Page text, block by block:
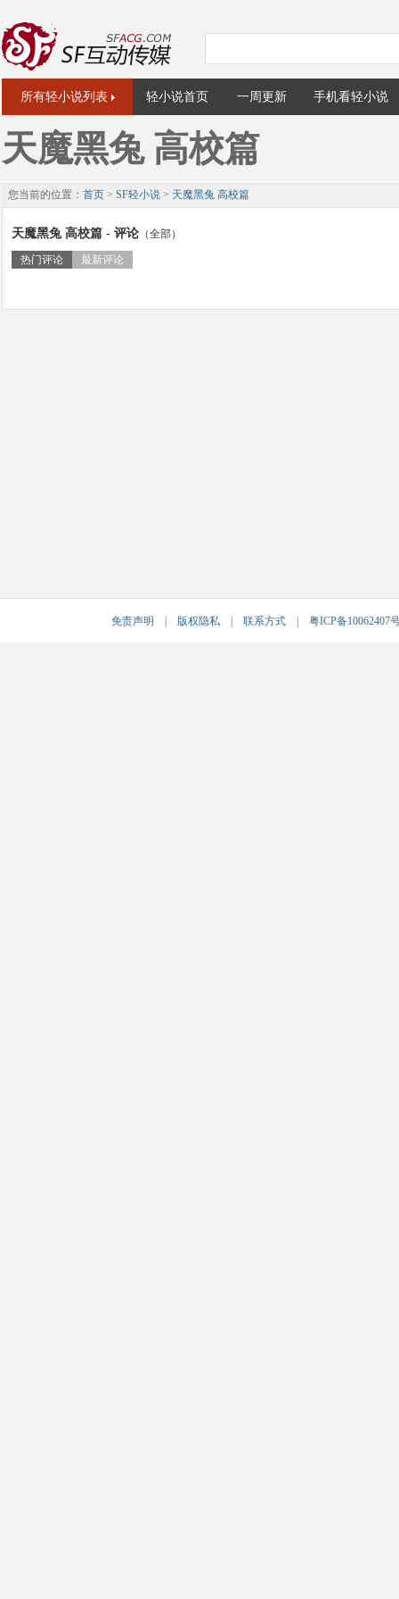
所有轻小说列表 轻小说首页 一周更新 手机看轻小说
天魔黑兔 高校篇
您当前的位置： 首页 > SF轻小说 > 天魔黑兔 高校篇
天魔黑兔 高校篇 - 评论 （全部）
热门评论 最新评论
免责声明 版权隐私 联系方式 粤ICP备10062407